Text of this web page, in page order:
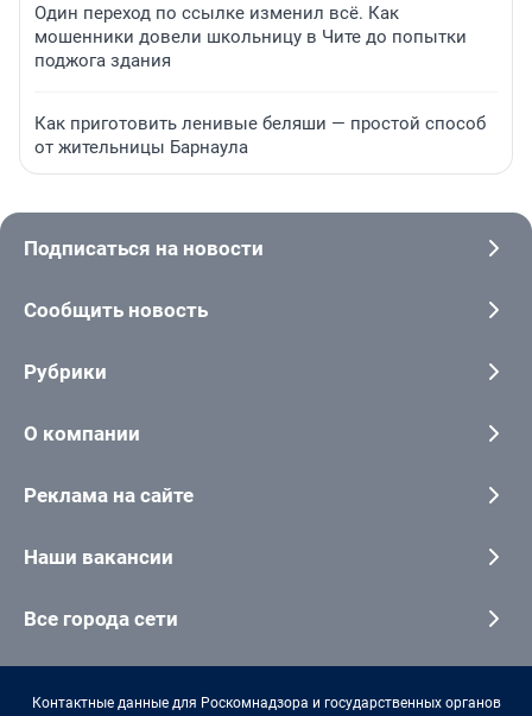
Один переход по ссылке изменил всё. Как
мошенники довели школьницу в Чите до попытки
поджога здания
Как приготовить ленивые беляши — простой способ
от жительницы Барнаула
Подписаться на новости
Сообщить новость
Рубрики
О компании
Реклама на сайте
Наши вакансии
Все города сети
Контактные данные для Роскомнадзора и государственных органов